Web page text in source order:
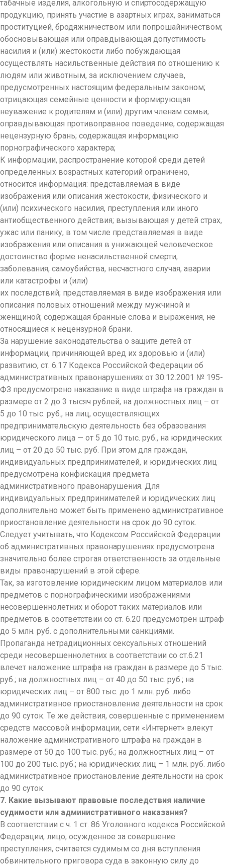
табачные изделия, алкогольную и спиртосодержащую
продукцию, принять участие в азартных играх, заниматься
проституцией, бродяжничеством или попрошайничеством;
обосновывающая или оправдывающая допустимость
насилия и (или) жестокости либо побуждающая
осуществлять насильственные действия по отношению к
людям или животным, за исключением случаев,
предусмотренных настоящим федеральным законом;
отрицающая семейные ценности и формирующая
неуважение к родителям и (или) другим членам семьи;
оправдывающая противоправное поведение; содержащая
нецензурную брань; содержащая информацию
порнографического характера;
К информации, распространение которой среди детей
определенных возрастных категорий ограничено,
относится информация: представляемая в виде
изображения или описания жестокости, физического и
(или) психического насилия, преступления или иного
антиобщественного действия; вызывающая у детей страх,
ужас или панику, в том числе представляемая в виде
изображения или описания в унижающей человеческое
достоинство форме ненасильственной смерти,
заболевания, самоубийства, несчастного случая, аварии
или катастрофы и (или)
их последствий; представляемая в виде изображения или
описания половых отношений между мужчиной и
женщиной; содержащая бранные слова и выражения, не
относящиеся к нецензурной брани.
За нарушение законодательства о защите детей от
информации, причиняющей вред их здоровью и (или)
развитию, ст. 6.17 Кодекса Российской Федерации об
административных правонарушениях от 30.12.2001 № 195-
ФЗ предусмотрено наказание в виде штрафа на граждан в
размере от 2 до 3 тысяч рублей, на должностных лиц – от
5 до 10 тыс. руб., на лиц, осуществляющих
предпринимательскую деятельность без образования
юридического лица — от 5 до 10 тыс. руб., на юридических
лиц – от 20 до 50 тыс. руб. При этом для граждан,
индивидуальных предпринимателей, и юридических лиц
предусмотрена конфискация предмета
административного правонарушения. Для
индивидуальных предпринимателей и юридических лиц
дополнительно может быть применено административное
приостановление деятельности на срок до 90 суток.
Следует учитывать, что Кодексом Российской Федерации
об административных правонарушениях предусмотрена
значительно более строгая ответственность за отдельные
виды правонарушений в этой сфере.
Так, за изготовление юридическим лицом материалов или
предметов с порнографическими изображениями
несовершеннолетних и оборот таких материалов или
предметов в соответствии со ст. 6.20 предусмотрен штраф
до 5 млн. руб. с дополнительными санкциями.
Пропаганда нетрадиционных сексуальных отношений
среди несовершеннолетних в соответствии со ст.6.21
влечет наложение штрафа на граждан в размере до 5 тыс.
руб.; на должностных лиц – от 40 до 50 тыс. руб.; на
юридических лиц – от 800 тыс. до 1 млн. руб. либо
административное приостановление деятельности на срок
до 90 суток. Те же действия, совершенные с применением
средств массовой информации, сети «Интернет» влекут
наложение административного штрафа на граждан в
размере от 50 до 100 тыс. руб.; на должностных лиц – от
100 до 200 тыс. руб.; на юридических лиц – 1 млн. руб. либо
административное приостановление деятельности на срок
до 90 суток.
7. Какие вызывают правовые последствия наличие
судимости или административного наказания?
В соответствии с ч. 1 ст. 86 Уголовного кодекса Российской
Федерации, лицо, осужденное за совершение
преступления, считается судимым со дня вступления
обвинительного приговора суда в законную силу до